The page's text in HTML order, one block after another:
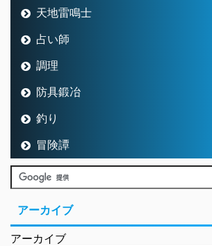
天地雷鳴士
占い師
調理
防具鍛冶
釣り
冒険譚
アーカイブ
アーカイブ